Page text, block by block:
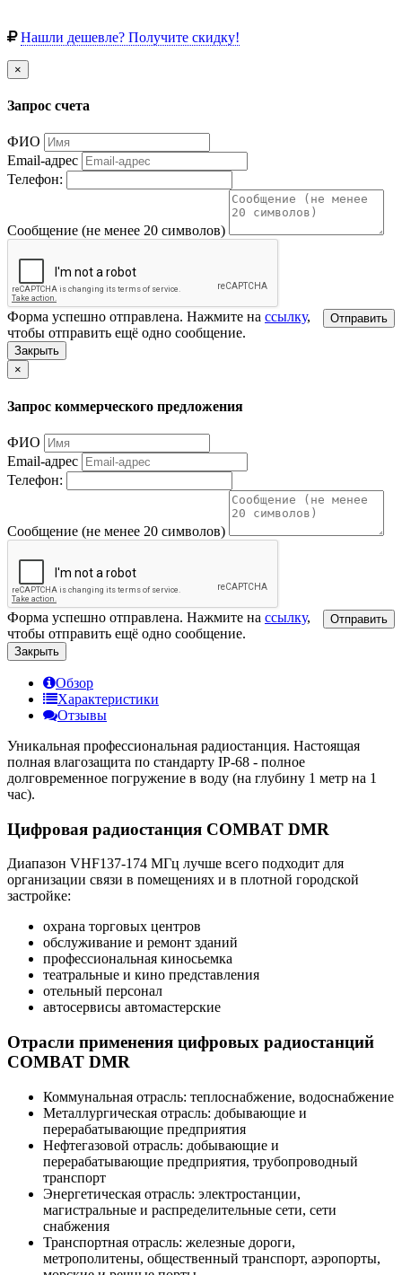
Нашли дешевле? Получите скидку!
×
Запрос счета
ФИО
Email-адрес
Телефон:
Сообщение (не менее 20 символов)
Отправить
Форма успешно отправлена. Нажмите на ссылку,
чтобы отправить ещё одно сообщение.
Закрыть
×
Запрос коммерческого предложения
ФИО
Email-адрес
Телефон:
Сообщение (не менее 20 символов)
Отправить
Форма успешно отправлена. Нажмите на ссылку,
чтобы отправить ещё одно сообщение.
Закрыть
Обзор
Характеристики
Отзывы
Уникальная профессиональная радиостанция. Настоящая
полная влагозащита по стандарту IP-68 - полное
долговременное погружение в воду (на глубину 1 метр на 1
час).
Цифровая радиостанция COMBAT DMR
Диапазон VHF137-174 МГц лучше всего подходит для
организации связи в помещениях и в плотной городской
застройке:
охрана торговых центров
обслуживание и ремонт зданий
профессиональная киносьемка
театральные и кино представления
отельный персонал
автосервисы автомастерские
Отрасли применения цифровых радиостанций
COMBAT DMR
Коммунальная отрасль: теплоснабжение, водоснабжение
Металлургическая отрасль: добывающие и
перерабатывающие предприятия
Нефтегазовой отрасль: добывающие и
перерабатывающие предприятия, трубопроводный
транспорт
Энергетическая отрасль: электростанции,
магистральные и распределительные сети, сети
снабжения
Транспортная отрасль: железные дороги,
метрополитены, общественный транспорт, аэропорты,